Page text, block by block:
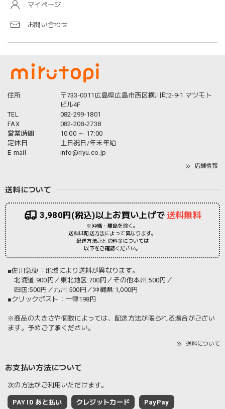
マイページ
お問い合わせ
住所
〒733-0011広島県広島市西区横川町2-9-1 マツモト
ビル4F
TEL
082-299-1801
FAX
082-208-2738
営業時間
10:00 ～ 17:00
定休日
土日祝日/年末年始
E-mail
info@riyu.co.jp
店舗情報
送料について
3,980円(税込)以上お買い上げで 送料無料
※沖縄・離島を除く。
送料は配送方法によって異なります。
配送方法ごとの料金については
以下をご確認ください。
■佐川急便：地域により送料が異なります。
北海道:900円／東北地区:700円／その他本州:500円／
四国:500円／九州:500円／沖縄県:1,000円
■クリックポスト：一律198円
※商品の大きさや個数によっては、配送方法が限られる場合がござい
ます。予めご了承ください。
送料について
お支払い方法について
次の方法がご利用いただけます。
PAY ID あと払い クレジットカード PayPay